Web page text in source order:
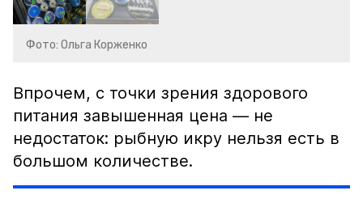
Фото: Ольга Корженко
Впрочем, с точки зрения здорового
питания завышенная цена — не
недостаток: рыбную икру нельзя есть в
большом количестве.